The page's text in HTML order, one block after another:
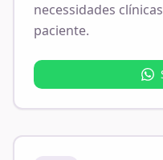
necessidades
paciente.